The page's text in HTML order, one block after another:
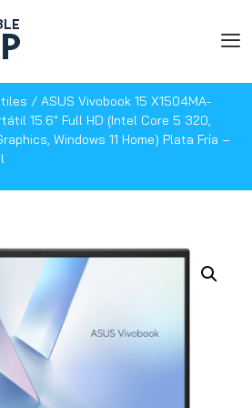
/ ASUS Vivobook 15 X1504MA-
15.6″ Full HD (Intel Core 5 320,
Windows 11 Home) Plata Fría –